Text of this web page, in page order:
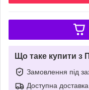
Що таке купити з
Замовлення під
Доступна доставка